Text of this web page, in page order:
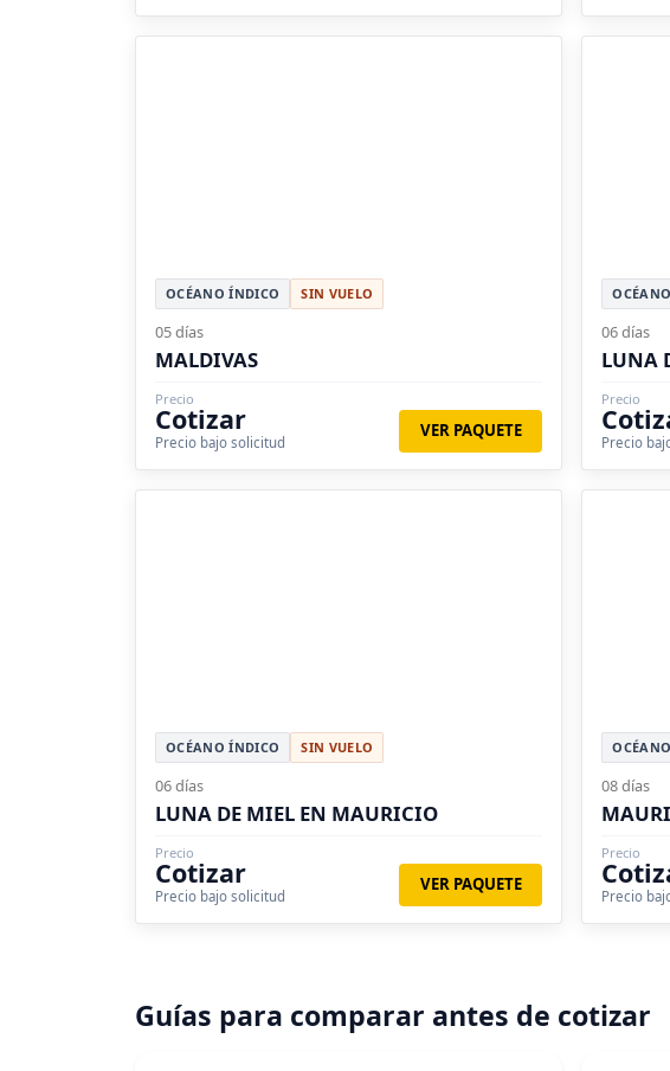
OCÉANO ÍNDICO SIN VUELO
05 días
MALDIVAS
Precio
Cotizar
Precio bajo solicitud
VER PAQUETE
06 días
LUNA
Precio
Precio
OCÉANO ÍNDICO SIN VUELO
06 días
LUNA DE MIEL EN MAURICIO
Precio
Cotizar
Precio bajo solicitud
VER PAQUETE
08 días
Precio
Precio
Guías para comparar antes de cotizar